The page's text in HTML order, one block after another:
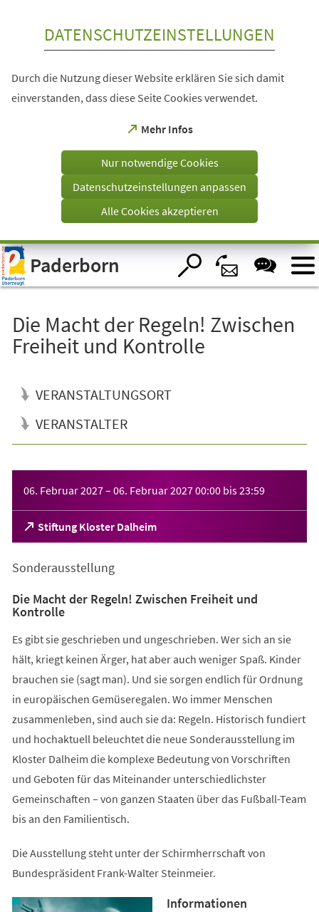
Visuelle
Assistenzsoftware
öffnen.
DATENSCHUTZEINSTELLUNGEN
Durch die Nutzung dieser Website erklären Sie sich damit
einverstanden, dass diese Seite Cookies verwendet.
Mehr Infos
(Öffnet
einem
Tab)
Nur notwendige Cookies
Datenschutzeinstellungen anpassen
Alle Cookies akzeptieren
Paderborn
Die Macht der Regeln! Zwischen
Freiheit und Kontrolle
VERANSTALTUNGSORT
VERANSTALTER
06. Februar 2027– 06. Februar 202700:00 bis23:59
Stiftung Kloster Dalheim
(Öffnet
in
neuen
Sonderausstellung
Die Macht der Regeln! Zwischen Freiheit und
Kontrolle
Es gibt sie geschrieben und ungeschrieben. Wer sich an sie
hält, kriegt keinen Ärger, hat aber auch weniger Spaß. Kinder
brauchen sie (sagt man). Und sie sorgen endlich für Ordnung
in europäischen Gemüseregalen. Wo immer Menschen
zusammenleben, sind auch sie da: Regeln. Historisch fundiert
und hochaktuell beleuchtet die neue Sonderausstellung im
Kloster Dalheim die komplexe Bedeutung von Vorschriften
und Geboten für das Miteinander unterschiedlichster
Gemeinschaften – von ganzen Staaten über das Fußball-Team
bis an den Familientisch.
Die Ausstellung steht unter der Schirmherrschaft von
Bundespräsident Frank-Walter Steinmeier.
Informationen